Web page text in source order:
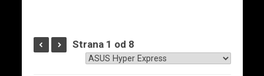
Strana 1 od 8